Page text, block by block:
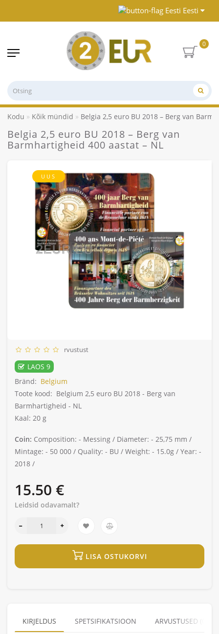
Eesti
0
Kodu Kõik mündid Belgia 2,5 euro BU 2018 – Berg van
Belgia 2,5 euro BU 2018 – Berg van
Barmhartigheid 400 aastat – NL
UUS
rvustust
LAOS 9
Bränd: Belgium
Toote kood: Belgium 2,5 euro BU 2018 - Berg van
Barmhartigheid - NL
Kaal: 20 g
Coin: Composition: - Messing / Diameter: - 25,75 mm /
Mintage: - 50 000 / Quality: - BU / Weight: - 15.0g / Year: -
2018 /
15.50 €
Leidsid odavamalt?
LISA OSTUKORVI
KIRJELDUS SPETSIFIKATSIOON ARVUSTUSED (0)